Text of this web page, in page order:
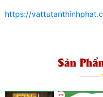
https://
Sản